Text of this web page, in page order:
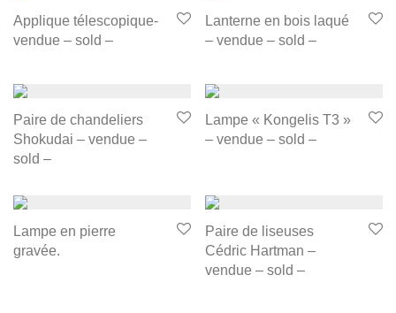
Applique télescopique-
vendue – sold –
Lanterne en bois laqué
– vendue – sold –
Paire de chandeliers
Shokudai – vendue –
sold –
Lampe « Kongelis T3 »
– vendue – sold –
Lampe en pierre
gravée.
Paire de liseuses
Cédric Hartman –
vendue – sold –